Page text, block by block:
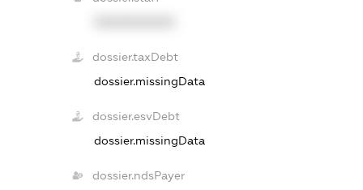
dossier.taxDebt
dossier.missingData
dossier.esvDebt
dossier.missingData
dossier.ndsPayer